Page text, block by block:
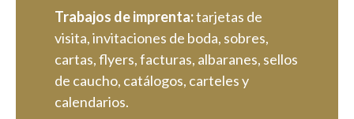
Trabajos de imprenta:tarjetas de
visita, invitaciones de boda, sobres,
cartas, flyers, facturas, albaranes, sellos
de caucho, catálogos, carteles y
calendarios.